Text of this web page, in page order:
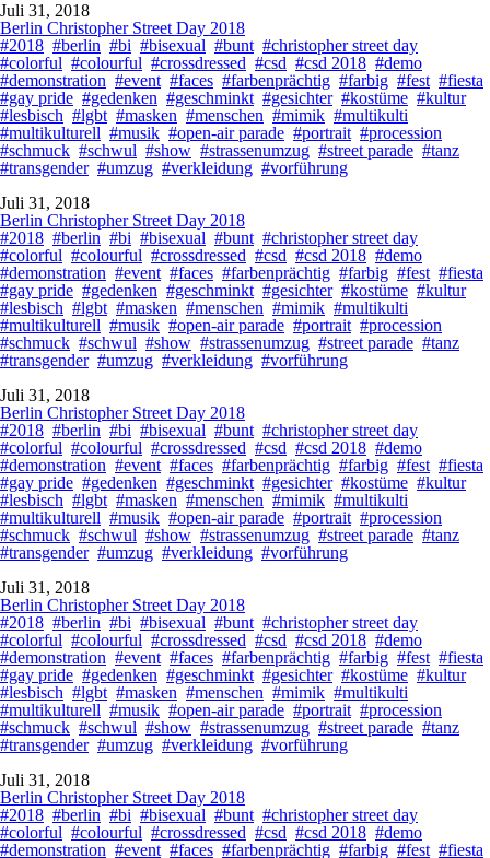
Juli 31, 2018
Berlin Christopher Street Day 2018
#2018 #berlin #bi #bisexual #bunt #christopher street day
#colorful #colourful #crossdressed #csd #csd 2018 #demo
#demonstration #event #faces #farbenprächtig #farbig #fest #fiesta
#gay pride #gedenken #geschminkt #gesichter #kostüme #kultur
#lesbisch #lgbt #masken #menschen #mimik #multikulti
#multikulturell #musik #open-air parade #portrait #procession
#schmuck #schwul #show #strassenumzug #street parade #tanz
#transgender #umzug #verkleidung #vorführung
Juli 31, 2018
Berlin Christopher Street Day 2018
#2018 #berlin #bi #bisexual #bunt #christopher street day
#colorful #colourful #crossdressed #csd #csd 2018 #demo
#demonstration #event #faces #farbenprächtig #farbig #fest #fiesta
#gay pride #gedenken #geschminkt #gesichter #kostüme #kultur
#lesbisch #lgbt #masken #menschen #mimik #multikulti
#multikulturell #musik #open-air parade #portrait #procession
#schmuck #schwul #show #strassenumzug #street parade #tanz
#transgender #umzug #verkleidung #vorführung
Juli 31, 2018
Berlin Christopher Street Day 2018
#2018 #berlin #bi #bisexual #bunt #christopher street day
#colorful #colourful #crossdressed #csd #csd 2018 #demo
#demonstration #event #faces #farbenprächtig #farbig #fest #fiesta
#gay pride #gedenken #geschminkt #gesichter #kostüme #kultur
#lesbisch #lgbt #masken #menschen #mimik #multikulti
#multikulturell #musik #open-air parade #portrait #procession
#schmuck #schwul #show #strassenumzug #street parade #tanz
#transgender #umzug #verkleidung #vorführung
Juli 31, 2018
Berlin Christopher Street Day 2018
#2018 #berlin #bi #bisexual #bunt #christopher street day
#colorful #colourful #crossdressed #csd #csd 2018 #demo
#demonstration #event #faces #farbenprächtig #farbig #fest #fiesta
#gay pride #gedenken #geschminkt #gesichter #kostüme #kultur
#lesbisch #lgbt #masken #menschen #mimik #multikulti
#multikulturell #musik #open-air parade #portrait #procession
#schmuck #schwul #show #strassenumzug #street parade #tanz
#transgender #umzug #verkleidung #vorführung
Juli 31, 2018
Berlin Christopher Street Day 2018
#2018 #berlin #bi #bisexual #bunt #christopher street day
#colorful #colourful #crossdressed #csd #csd 2018 #demo
#demonstration #event #faces #farbenprächtig #farbig #fest #fiesta